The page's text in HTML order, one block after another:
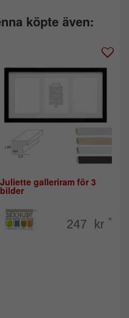
köpte även:
Juliette galleriram för 3
bilder
247 kr *